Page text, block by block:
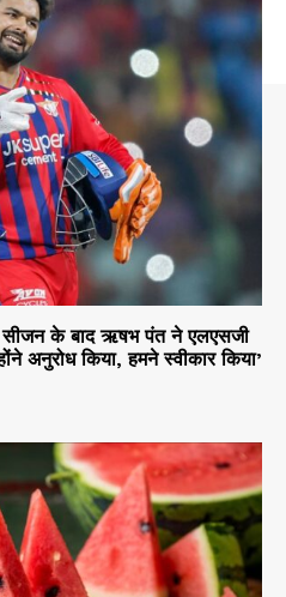
के बाद ऋषभ पंत ने एलएसजी
अनुरोध किया, हमने स्वीकार किया’